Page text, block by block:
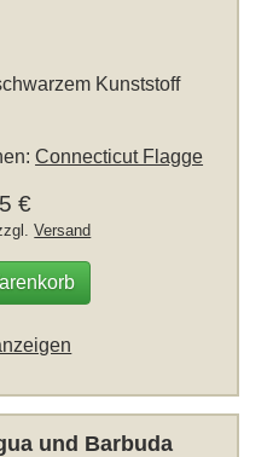
Kunststoff
Connecticut Flagge
€
Versand
und Barbuda